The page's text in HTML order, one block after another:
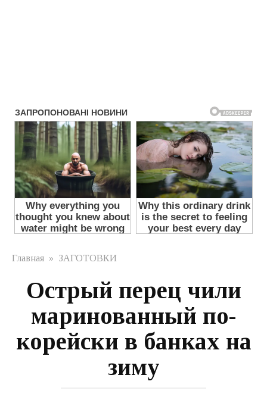
Главная » ЗАГОТОВКИ
Острый перец чили
маринованный по-
корейски в банках на
зиму